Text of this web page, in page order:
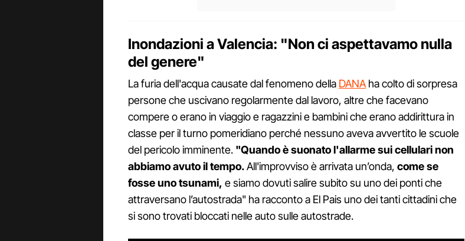
Inondazioni a Valencia: "Non ci aspettavamo nulla
del genere"
La furia dell'acqua causate dal fenomeno della DANA ha colto di sorpresa
persone che uscivano regolarmente dal lavoro, altre che facevano
compere o erano in viaggio e ragazzini e bambini che erano addirittura in
classe per il turno pomeridiano perché nessuno aveva avvertito le scuole
del pericolo imminente. "Quando è suonato l'allarme sui cellulari non
abbiamo avuto il tempo.All'improvviso è arrivata un’onda, come se
fosse uno tsunami, e siamo dovuti salire subito su uno dei ponti che
attraversano l’autostrada" ha racconto a El Pais uno dei tanti cittadini che
si sono trovati bloccati nelle auto sulle autostrade.